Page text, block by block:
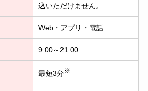
込いただけません。
Web・アプリ・電話
9:00～21:00
最短3分※